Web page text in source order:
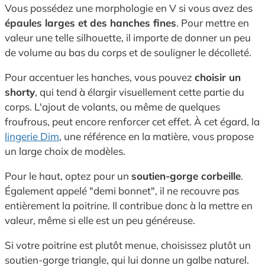
Vous possédez une morphologie en V si vous avez des
épaules larges et des hanches fines. Pour mettre en
valeur une telle silhouette, il importe de donner un peu
de volume au bas du corps et de souligner le décolleté.
Pour accentuer les hanches, vous pouvez choisir un
shorty, qui tend à élargir visuellement cette partie du
corps. L'ajout de volants, ou même de quelques
froufrous, peut encore renforcer cet effet. À cet égard, la
lingerie Dim, une référence en la matière, vous propose
un large choix de modèles.
Pour le haut, optez pour un soutien-gorge corbeille.
Également appelé "demi bonnet", il ne recouvre pas
entièrement la poitrine. Il contribue donc à la mettre en
valeur, même si elle est un peu généreuse.
Si votre poitrine est plutôt menue, choisissez plutôt un
soutien-gorge triangle, qui lui donne un galbe naturel.